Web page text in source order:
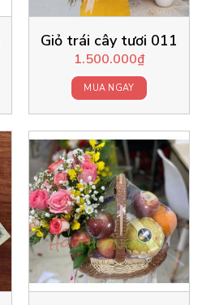
Giỏ trái cây tươi 011
1.500.000₫
MUA NGAY